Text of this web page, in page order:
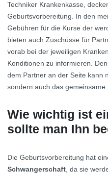
Techniker Krankenkasse,
Geburtsvorbereitung. In den
Gebühren für die Kurse der
bieten auch Zuschüsse für
vorab bei der jeweiligen
Konditionen zu informieren.
dem Partner an der Seite kann
sondern auch das
Wie wichtig ist
sollte man Ihn
Die Geburtsvorbereitung hat
Schwangerschaft, da sie